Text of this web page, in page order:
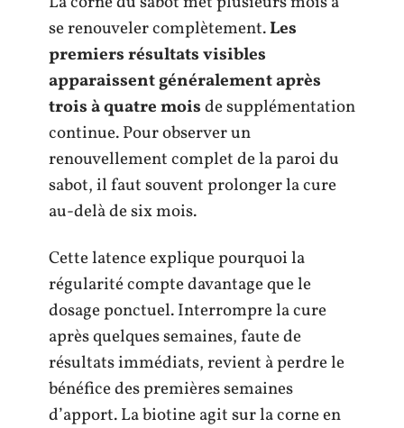
se renouveler complètement.Les
premiers résultats visibles
apparaissent généralement après
trois à quatre moisde supplémentation
continue. Pour observer un
renouvellement complet de la paroi du
sabot, il faut souvent prolonger la cure
au-delà de six mois.
Cette latence explique pourquoi la
régularité compte davantage que le
dosage ponctuel. Interrompre la cure
après quelques semaines, faute de
résultats immédiats, revient à perdre le
bénéfice des premières semaines
d’apport. La biotine agit sur la corne en